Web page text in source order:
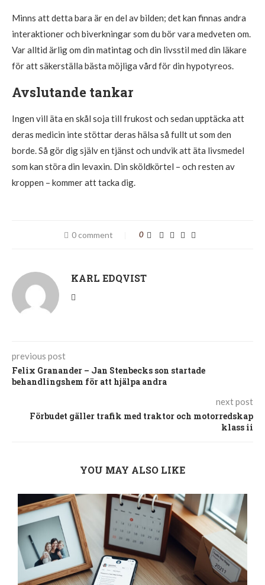
Minns att detta bara är en del av bilden; det kan finnas andra
interaktioner och biverkningar som du bör vara medveten om.
Var alltid ärlig om din matintag och din livsstil med din läkare
för att säkerställa bästa möjliga vård för din hypotyreos.
Avslutande tankar
Ingen vill äta en skål soja till frukost och sedan upptäcka att
deras medicin inte stöttar deras hälsa så fullt ut som den
borde. Så gör dig själv en tjänst och undvik att äta livsmedel
som kan störa din levaxin. Din sköldkörtel – och resten av
kroppen – kommer att tacka dig.
0 comment 0
KARL EDQVIST
previous post
Felix Granander – Jan Stenbecks son startade
behandlingshem för att hjälpa andra
next post
Förbudet gäller trafik med traktor och motorredskap
klass ii
YOU MAY ALSO LIKE